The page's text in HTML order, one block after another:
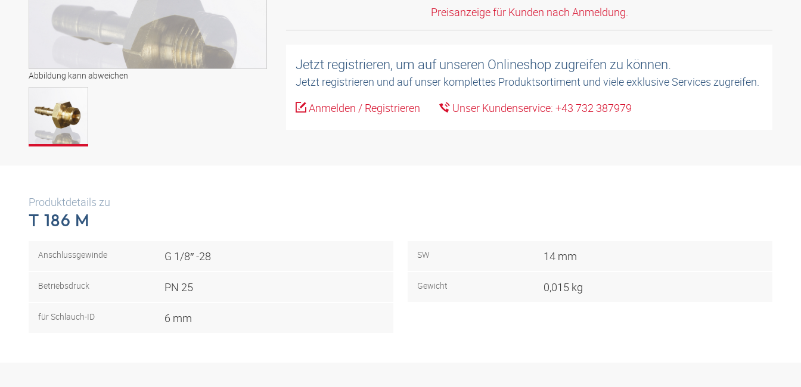
Abbildung kann abweichen
Preisanzeige für Kunden nach Anmeldung.
Jetzt registrieren, um auf unseren Onlineshop zugreifen zu können.
Jetzt registrieren und auf unser komplettes Produktsortiment und viele exklusive Services zugreifen.
Anmelden / Registrieren
Unser Kundenservice: +43 732 387979
Produktdetails zu
T 186 M
Anschlussgewinde G 1/8″ -28
Betriebsdruck PN 25
für Schlauch-ID 6 mm
SW 14 mm
Gewicht 0,015 kg